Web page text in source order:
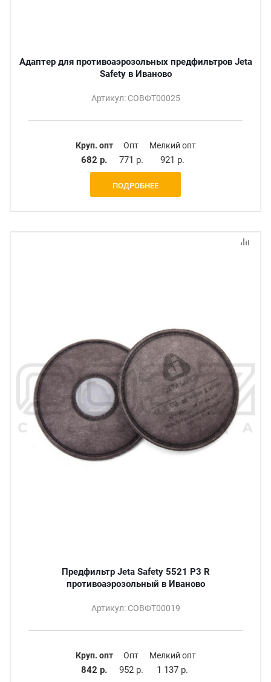
Адаптер для противоаэрозольных предфильтров Jeta
Safety в Иваново
Артикул: СОВФТ00025
Круп. опт
682 р.
Опт
771 р.
Мелкий опт
921 р.
ПОДРОБНЕЕ
Предфильтр Jeta Safety 5521 P3 R
противоаэрозольный в Иваново
Артикул: СОВФТ00019
Круп. опт
842 р.
Опт
952 р.
Мелкий опт
1 137 р.